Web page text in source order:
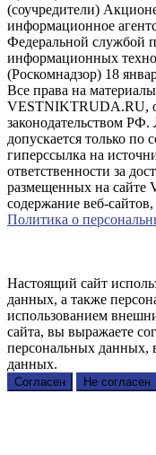
(соучредители)
информационное
Федеральной службой
информационных
(Роскомнадзор) 18
Все права на
VESTNIKTRUDA.RU,
законодательством
допускается только по
гиперссылка на
ответственности за
размещенных на сайте
содержание веб-
Политика о
Настоящий сайт
данных, а также
использованием
сайта, вы выражаете
персональных данных,
данных.
Согласен Не согласен